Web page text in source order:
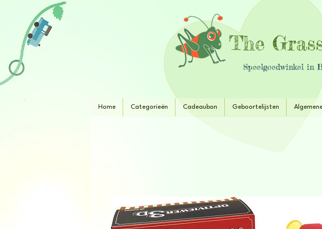
The
Speelgoedwinkel in
Home Categorieën Cadeaubon Geboortelijsten